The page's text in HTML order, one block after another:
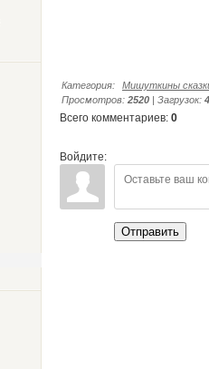
Категория:
Мишуткины
Просмотров: 2520 | Загрузок:
Всего комментариев: 0
Войдите:
Отправить